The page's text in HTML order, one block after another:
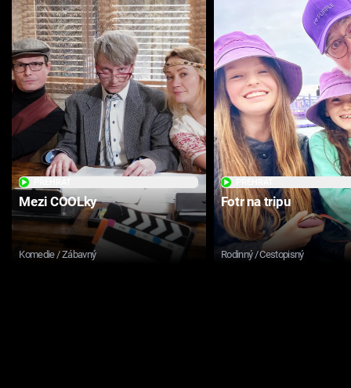
Mezi COOLky
Komedie / Zábavný
Fotr na tripu
Rodinný / Cestopisný